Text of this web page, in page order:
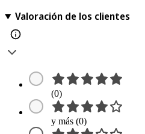
Valoración de los clientes
(0)
y más (0)